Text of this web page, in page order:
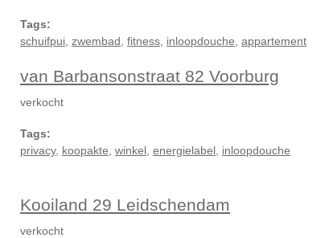
Tags:
schuifpui zwembad fitness inloopdouche appartement
van Barbansonstraat 82 Voorburg
verkocht
Tags:
privacy, koopakte winkel energielabel inloopdouche
Kooiland 29 Leidschendam
verkocht